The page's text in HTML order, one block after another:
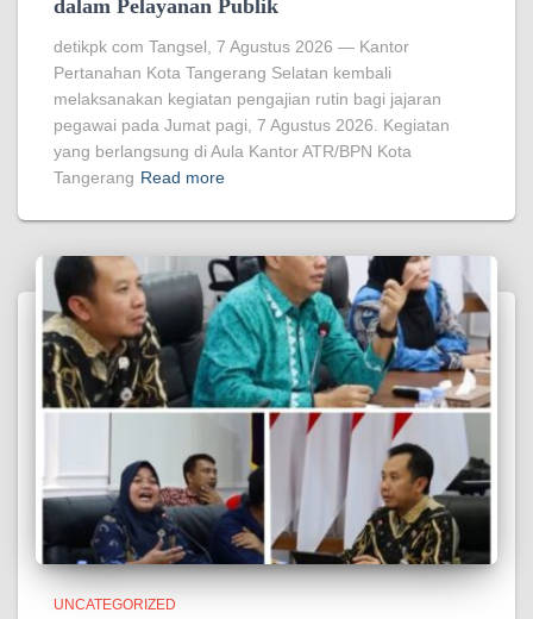
dalam Pelayanan Publik
detikpk com Tangsel, 7 Agustus 2026 — Kantor
Pertanahan Kota Tangerang Selatan kembali
melaksanakan kegiatan pengajian rutin bagi jajaran
pegawai pada Jumat pagi, 7 Agustus 2026. Kegiatan
yang berlangsung di Aula Kantor ATR/BPN Kota
Tangerang Read more
UNCATEGORIZED